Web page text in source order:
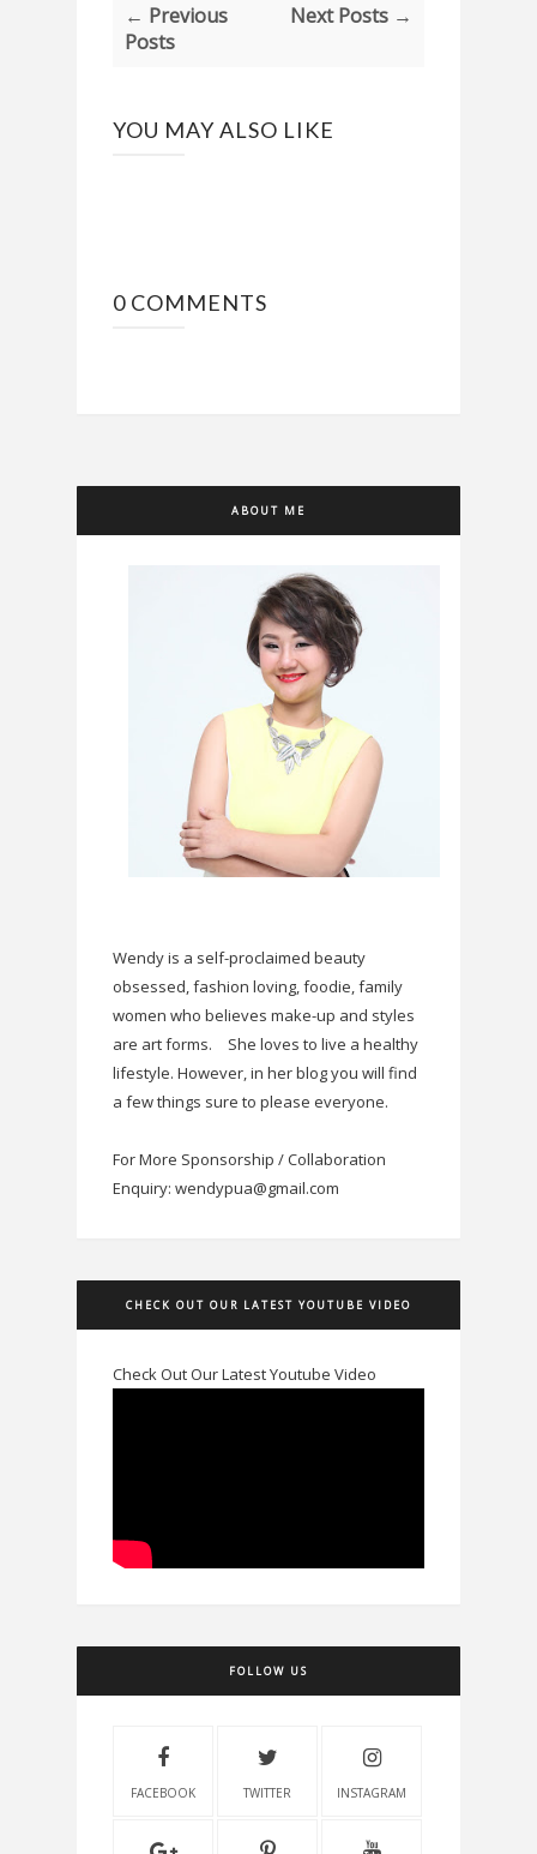
← Previous
Posts
Next Posts →
YOU MAY ALSO LIKE
0 COMMENTS
ABOUT ME
Wendy is a self-proclaimed beauty
obsessed, fashion loving, foodie, family
women who believes make-up and styles
are art forms.
She loves to live a healthy
lifestyle. However, in her blog you will find
a few things sure to please everyone.
For More Sponsorship / Collaboration
Enquiry: wendypua@gmail.com
CHECK OUT OUR LATEST YOUTUBE VIDEO
Check Out Our Latest Youtube Video
FOLLOW US
FACEBOOK TWITTER INSTAGRAM